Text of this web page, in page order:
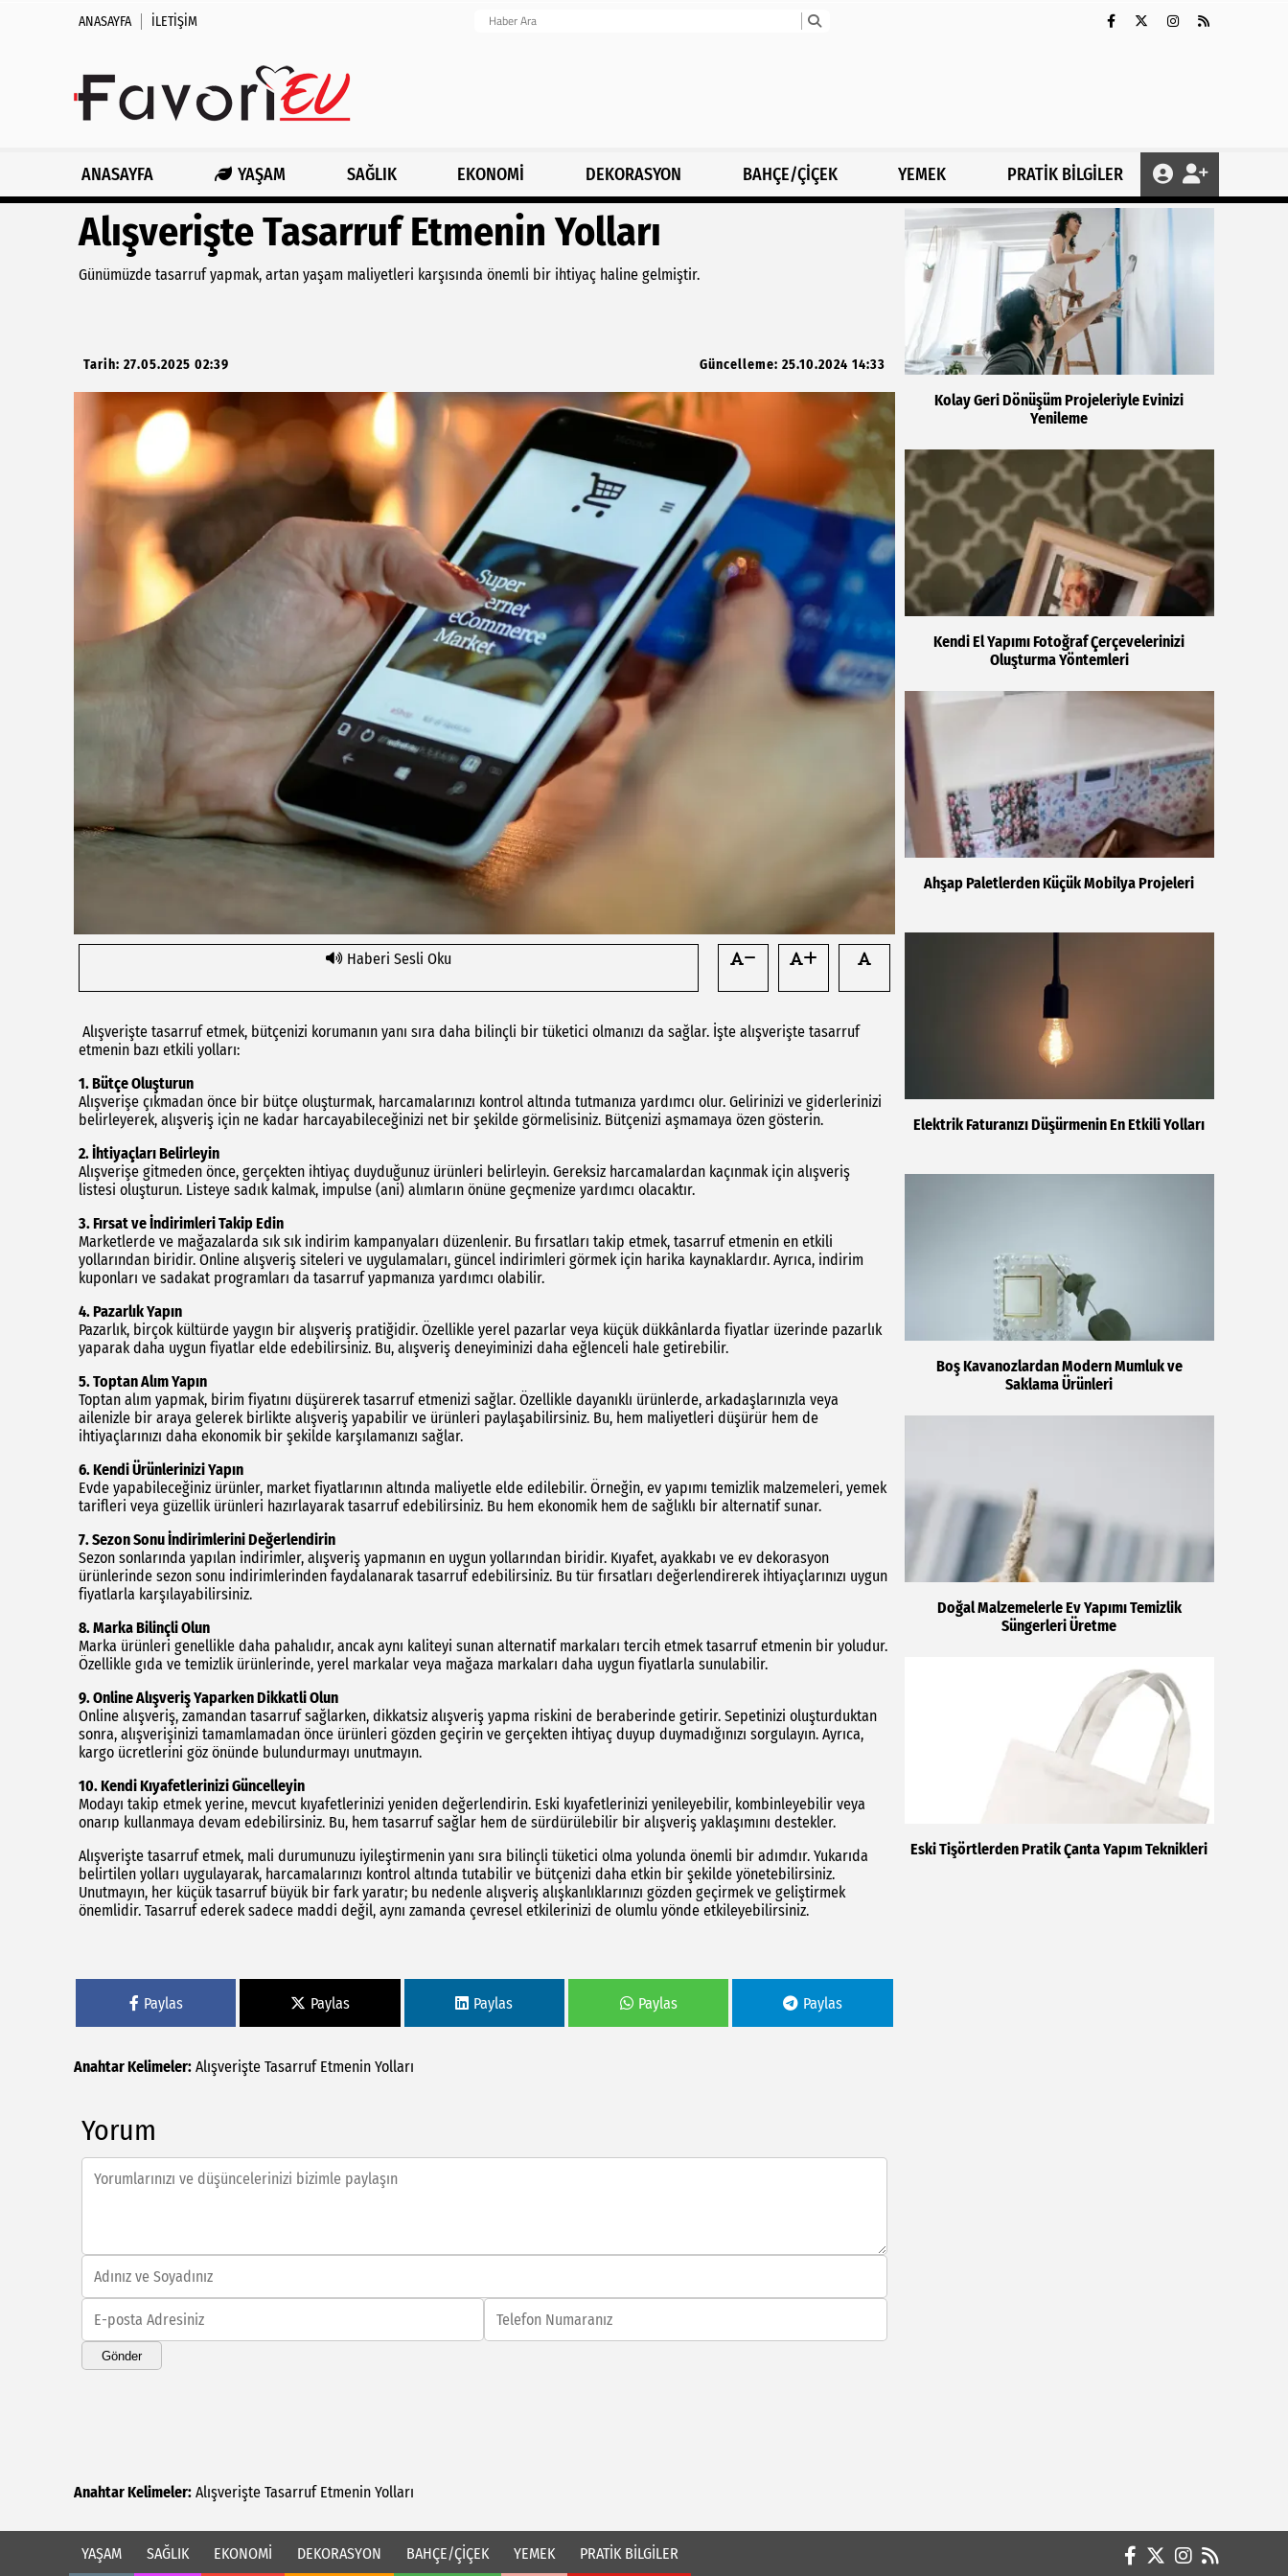
ANASAYFA İLETIŞIM
ANASAYFA YAŞAM SAĞLIK EKONOMİ DEKORASYON BAHÇE/ÇİÇEK YEMEK PRATİK BİLGİLER
Alışverişte Tasarruf Etmenin Yolları
Günümüzde tasarruf yapmak, artan yaşam maliyetleri karşısında önemli bir ihtiyaç haline gelmiştir.
Tarih: 27.05.2025 02:39 Güncelleme: 25.10.2024 14:33
Haberi Sesli Oku
Alışverişte tasarruf etmek, bütçenizi korumanın yanı sıra daha bilinçli bir tüketici olmanızı da sağlar. İşte alışverişte tasarruf
etmenin bazı etkili yolları:
1.Bütçe Oluşturun
Alışverişe çıkmadan önce bir bütçe oluşturmak, harcamalarınızı kontrol altında tutmanıza yardımcı olur. Gelirinizi ve giderlerinizi
belirleyerek, alışveriş için ne kadar harcayabileceğinizi net bir şekilde görmelisiniz. Bütçenizi aşmamaya özen gösterin.
2.İhtiyaçları Belirleyin
Alışverişe gitmeden önce, gerçekten ihtiyaç duyduğunuz ürünleri belirleyin. Gereksiz harcamalardan kaçınmak için alışveriş
listesi oluşturun. Listeye sadık kalmak, impulse (ani) alımların önüne geçmenize yardımcı olacaktır.
3.Fırsat ve İndirimleri Takip Edin
Marketlerde ve mağazalarda sık sık indirim kampanyaları düzenlenir. Bu fırsatları takip etmek, tasarruf etmenin en etkili
yollarından biridir. Online alışveriş siteleri ve uygulamaları, güncel indirimleri görmek için harika kaynaklardır. Ayrıca, indirim
kuponları ve sadakat programları da tasarruf yapmanıza yardımcı olabilir.
4.Pazarlık Yapın
Pazarlık, birçok kültürde yaygın bir alışveriş pratiğidir. Özellikle yerel pazarlar veya küçük dükkânlarda fiyatlar üzerinde pazarlık
yaparak daha uygun fiyatlar elde edebilirsiniz. Bu, alışveriş deneyiminizi daha eğlenceli hale getirebilir.
5.Toptan Alım Yapın
Toptan alım yapmak, birim fiyatını düşürerek tasarruf etmenizi sağlar. Özellikle dayanıklı ürünlerde, arkadaşlarınızla veya
ailenizle bir araya gelerek birlikte alışveriş yapabilir ve ürünleri paylaşabilirsiniz. Bu, hem maliyetleri düşürür hem de
ihtiyaçlarınızı daha ekonomik bir şekilde karşılamanızı sağlar.
6.Kendi Ürünlerinizi Yapın
Evde yapabileceğiniz ürünler, market fiyatlarının altında maliyetle elde edilebilir. Örneğin, ev yapımı temizlik malzemeleri, yemek
tarifleri veya güzellik ürünleri hazırlayarak tasarruf edebilirsiniz. Bu hem ekonomik hem de sağlıklı bir alternatif sunar.
7.Sezon Sonu İndirimlerini Değerlendirin
Sezon sonlarında yapılan indirimler, alışveriş yapmanın en uygun yollarından biridir. Kıyafet, ayakkabı ve ev dekorasyon
ürünlerinde sezon sonu indirimlerinden faydalanarak tasarruf edebilirsiniz. Bu tür fırsatları değerlendirerek ihtiyaçlarınızı uygun
fiyatlarla karşılayabilirsiniz.
8.Marka Bilinçli Olun
Marka ürünleri genellikle daha pahalıdır, ancak aynı kaliteyi sunan alternatif markaları tercih etmek tasarruf etmenin bir yoludur.
Özellikle gıda ve temizlik ürünlerinde, yerel markalar veya mağaza markaları daha uygun fiyatlarla sunulabilir.
9.Online Alışveriş Yaparken Dikkatli Olun
Online alışveriş, zamandan tasarruf sağlarken, dikkatsiz alışveriş yapma riskini de beraberinde getirir. Sepetinizi oluşturduktan
sonra, alışverişinizi tamamlamadan önce ürünleri gözden geçirin ve gerçekten ihtiyaç duyup duymadığınızı sorgulayın. Ayrıca,
kargo ücretlerini göz önünde bulundurmayı unutmayın.
10.Kendi Kıyafetlerinizi Güncelleyin
Modayı takip etmek yerine, mevcut kıyafetlerinizi yeniden değerlendirin. Eski kıyafetlerinizi yenileyebilir, kombinleyebilir veya
onarıp kullanmaya devam edebilirsiniz. Bu, hem tasarruf sağlar hem de sürdürülebilir bir alışveriş yaklaşımını destekler.
Alışverişte tasarruf etmek, mali durumunuzu iyileştirmenin yanı sıra bilinçli tüketici olma yolunda önemli bir adımdır. Yukarıda
belirtilen yolları uygulayarak, harcamalarınızı kontrol altında tutabilir ve bütçenizi daha etkin bir şekilde yönetebilirsiniz.
Unutmayın, her küçük tasarruf büyük bir fark yaratır; bu nedenle alışveriş alışkanlıklarınızı gözden geçirmek ve geliştirmek
önemlidir. Tasarruf ederek sadece maddi değil, aynı zamanda çevresel etkilerinizi de olumlu yönde etkileyebilirsiniz.
Paylas Paylas Paylas Paylas Paylas
Anahtar Kelimeler: Alışverişte Tasarruf Etmenin Yolları
Yorum
Gönder
Anahtar Kelimeler: Alışverişte Tasarruf Etmenin Yolları
Kolay Geri Dönüşüm Projeleriyle Evinizi
Yenileme
Kendi El Yapımı Fotoğraf Çerçevelerinizi
Oluşturma Yöntemleri
Ahşap Paletlerden Küçük Mobilya Projeleri
Elektrik Faturanızı Düşürmenin En Etkili Yolları
Boş Kavanozlardan Modern Mumluk ve
Saklama Ürünleri
Doğal Malzemelerle Ev Yapımı Temizlik
Süngerleri Üretme
Eski Tişörtlerden Pratik Çanta Yapım Teknikleri
YAŞAM SAĞLIK EKONOMİ DEKORASYON BAHÇE/ÇİÇEK YEMEK PRATİK BİLGİLER